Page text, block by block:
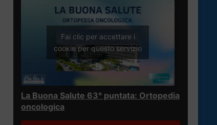
Fai clic per accettare i
cookie per questo servizio
La Buona Salute 63° puntata: Ortopedia
oncologica